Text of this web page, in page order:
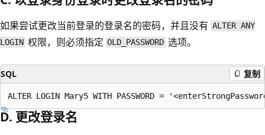
如果尝试更改当前登录的登录名的密码，并且没有 ALTER ANY
LOGIN 权限，则必须指定 OLD_PASSWORD 选项。
SQL 复制
D. 更改登录名